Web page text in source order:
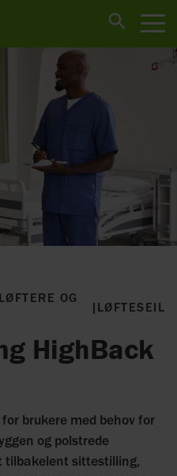
OG
| LØFTESEIL
HighBack
brukere med behov for
og polstrede
tilbakelent sittestilling,